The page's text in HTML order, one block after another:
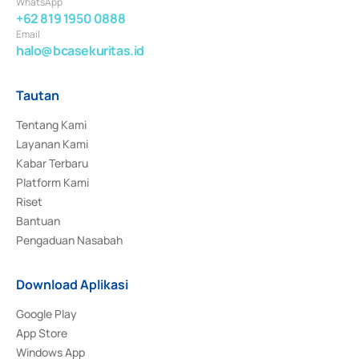
+62 819 1950 0888
Email
halo@bcasekuritas.id
Tautan
Tentang Kami
Layanan Kami
Kabar Terbaru
Platform Kami
Riset
Bantuan
Pengaduan Nasabah
Download Aplikasi
Google Play
App Store
Windows App